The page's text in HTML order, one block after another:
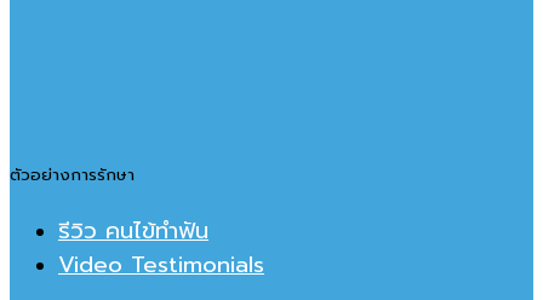
ตัวอย่างการรักษา
รีวิว คนไข้ทำฟัน
Video Testimonials